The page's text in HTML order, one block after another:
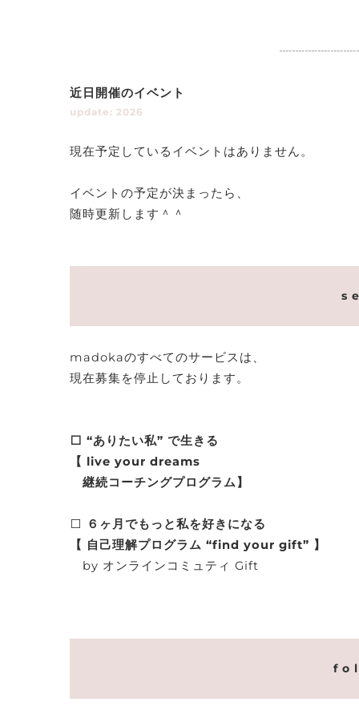
近日開催のイベント
update: 2026
現在予定しているイベントはありません。
イベントの予定が決まったら、
随時更新します＾＾
s
madokaのすべてのサービスは、
現在募集を停止しております。
⬜️ “ありたい私” で生きる
【 live your dreams
継続コーチングプログラム】
⬜️
６ヶ月でもっと私を好きになる
【 自己理解プログラム “find your gift” 】
by オンラインコミュティ Gift
f o